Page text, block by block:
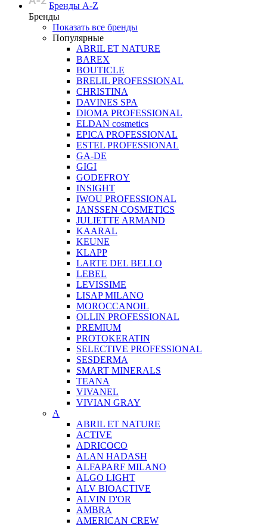
Бренды A-Z
Бренды
Показать все бренды
Популярные
ABRIL ET NATURE
BAREX
BOUTICLE
BRELIL PROFESSIONAL
CHRISTINA
DAVINES SPA
DIOMA PROFESSIONAL
ELDAN cosmetics
EPICA PROFESSIONAL
ESTEL PROFESSIONAL
GA-DE
GIGI
GODEFROY
INSIGHT
IWOU PROFESSIONAL
JANSSEN COSMETICS
JULIETTE ARMAND
KAARAL
KEUNE
KLAPP
LARTE DEL BELLO
LEBEL
LEVISSIME
LISAP MILANO
MOROCCANOIL
OLLIN PROFESSIONAL
PREMIUM
PROTOKERATIN
SELECTIVE PROFESSIONAL
SESDERMA
SMART MINERALS
TEANA
VIVANEL
VIVIAN GRAY
A
ABRIL ET NATURE
ACTIVE
ADRICOCO
ALAN HADASH
ALFAPARF MILANO
ALGO LIGHT
ALV BIOACTIVE
ALVIN D'OR
AMBRA
AMERICAN CREW